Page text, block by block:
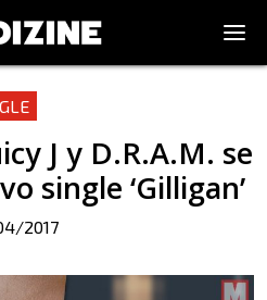
J y D.R.A.M. se
single ‘Gilligan’
2017